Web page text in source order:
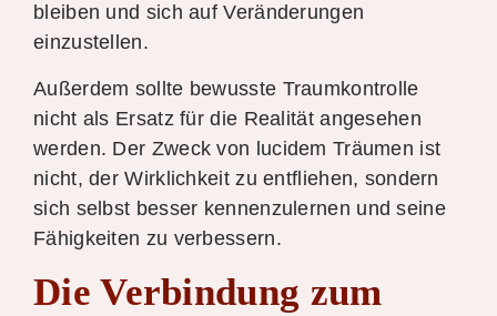
bleiben und sich auf Veränderungen
einzustellen.
Außerdem sollte bewusste Traumkontrolle
nicht als Ersatz für die Realität angesehen
werden. Der Zweck von lucidem Träumen ist
nicht, der Wirklichkeit zu entfliehen, sondern
sich selbst besser kennenzulernen und seine
Fähigkeiten zu verbessern.
Die Verbindung zum